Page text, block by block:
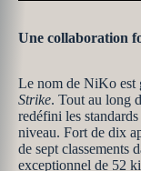
Une collaboration
Le nom de NiKo est
Strike. Tout au long
redéfini les
niveau. Fort de dix
de sept classements
exceptionnel de 52